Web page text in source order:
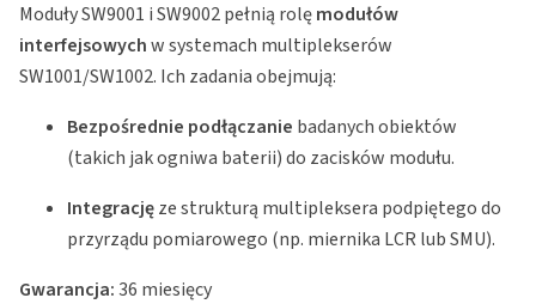
Moduły SW9001 i SW9002 pełnią rolęmodułów
interfejsowychw systemach multiplekserów
SW1001/SW1002. Ich zadania obejmują:
Bezpośrednie podłączanie badanych obiektów
(takich jak ogniwa baterii) do zacisków modułu.
Integracjęze strukturą multipleksera podpiętego do
przyrządu pomiarowego (np. miernika LCR lub SMU).
Gwarancja:36 miesięcy